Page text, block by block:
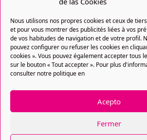
Nous utilisons nos propres cookies et ceux de
et pour vous montrer des publicités liées à vos
de vos habitudes de navigation et de votre profil.
pouvez configurer ou refuser les cookies en
cookies ». Vous pouvez également accepter tous
sur le bouton « Tout accepter ». Pour plus
consulter notre politique en
Acepto
Fermer
Avis légal
Copyright® 2021 FRUTAS BOLLO. Tous